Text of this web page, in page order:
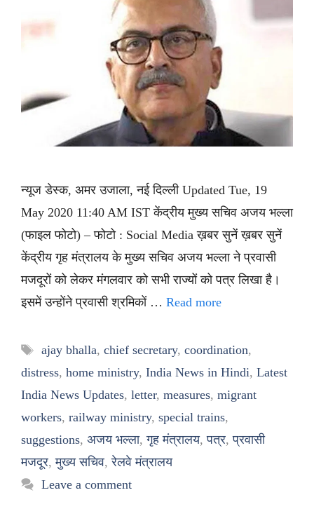
न्यूज डेस्क, अमर उजाला, नई दिल्ली Updated Tue, 19
May 2020 11:40 AM IST केंद्रीय मुख्य सचिव अजय भल्ला
(फाइल फोटो) – फोटो : Social Media ख़बर सुनें ख़बर सुनें
केंद्रीय गृह मंत्रालय के मुख्य सचिव अजय भल्ला ने प्रवासी
मजदूरों को लेकर मंगलवार को सभी राज्यों को पत्र लिखा है।
इसमें उन्होंने प्रवासी श्रमिकों … Read more
Tags
ajay bhalla, chief secretary, coordination,
distress, home ministry, India News in Hindi, Latest
India News Updates, letter, measures, migrant
workers, railway ministry, special trains,
suggestions, अजय भल्ला,गृह मंत्रालय,पत्र,प्रवासी
मजदूर,मुख्य सचिव,रेलवे मंत्रालय
Leave a comment